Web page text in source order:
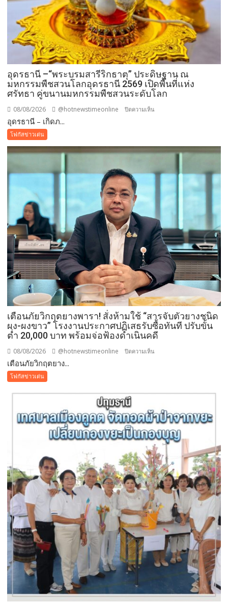
อุดรธานี –“พระบรมสารีริกธาตุ” ประดิษฐาน ณ
มหกรรมพืชสวนโลกอุดรธานี 2569 เปิดพื้นที่แห่ง
ศรัทธา คู่ขนานมหกรรมพืชสวนระดับโลก
08/08/2026 @hotnewstimeonline ปิดความเห็น
ประดิษฐาน
มหกรรม
สวน
อุดรธานี
2569
เปิด
พื้นที่
ศรัทธา
คู่
ขนาน
พืช
สวน
อุดรธานี – เกิดภ...
โฟกัสข่าวเด่น
เตือนภัยวิกฤตยางพารา! สั่งห้ามใช้ “สารจับตัวยางชนิด
ผง-ผงขาว” โรงงานประกาศปฏิเสธรับซื้อทันที ปรับขั้น
ต่ำ 20,000 บาท พร้อมจ่อฟ้องดำเนินคดี
08/08/2026 @hotnewstimeonline ปิดความเห็น
ยางพารา!
ห้าม
ใช้
“สาร
จับ
ตัว
ยาง
ชนิด
ผง-
ผงขาว”
โรงงาน
ประกาศ
ปฏิเสธ
รับ
ซื้อ
ขั้น
เตือนภัยวิกฤตยาง...
โฟกัสข่าวเด่น